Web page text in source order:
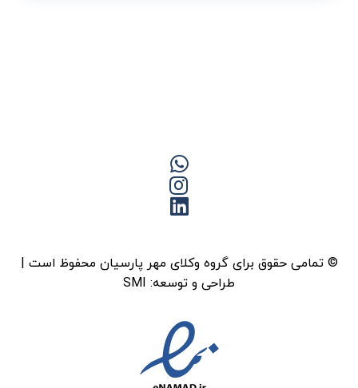
© تمامی حقوق برای گروه وکلای مهر پارسیان محفوظ است |
طراحی و توسعه: SMI